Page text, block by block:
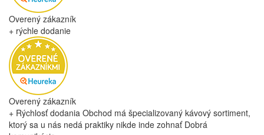
Overený zákazník
+ rýchle dodanie
Overený zákazník
+ Rýchlosť dodania Obchod má špecializovaný kávový sortiment,
ktorý sa u nás nedá praktiky nikde inde zohnať Dobrá